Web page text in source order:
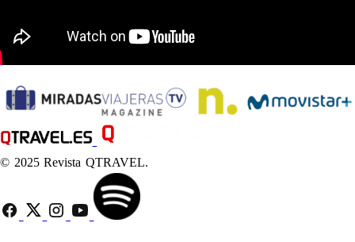
© 2025 Revista QTRAVEL.